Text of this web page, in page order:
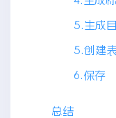
5.生成
5.创建
6.保存
总结